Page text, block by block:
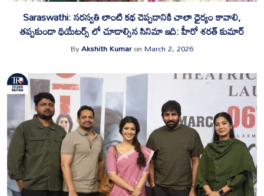
Saraswathi: సరస్వతి లాంటి కథ చెప్పడానికి చాలా ధైర్యం కావాలి,
తప్పకుండా థియేటర్స్ లో చూడాల్సిన సినిమా ఇది: హీరో శరత్ కుమార్
ByAkshith KumaronMarch 2, 2026